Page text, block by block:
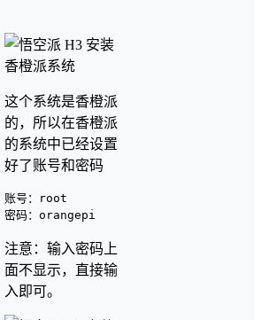
这个系统是香橙派
的，所以在香橙派
的系统中已经设置
好了账号和密码
账号：root
密码：orangepi
注意：输入密码上
面不显示，直接输
入即可。